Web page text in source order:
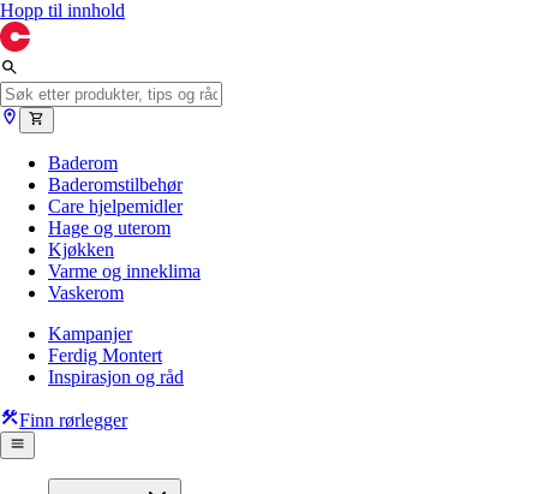
Hopp til innhold
Baderom
Baderomstilbehør
Care hjelpemidler
Hage og uterom
Kjøkken
Varme og inneklima
Vaskerom
Kampanjer
Ferdig Montert
Inspirasjon og råd
Finn rørlegger